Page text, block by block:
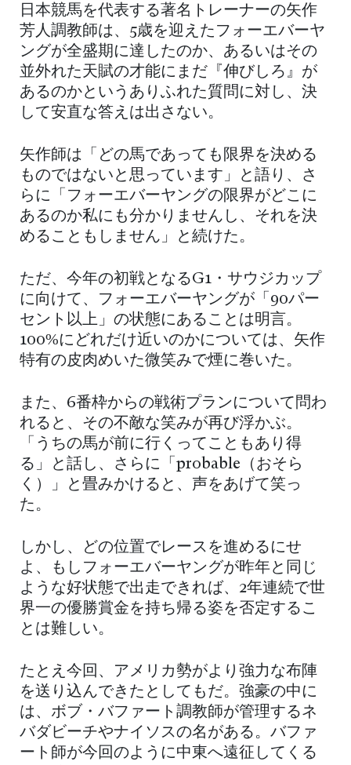
日本競馬を代表する著名トレーナーの矢作
芳人調教師は、5歳を迎えたフォーエバーヤ
ングが全盛期に達したのか、あるいはその
並外れた天賦の才能にまだ『伸びしろ』が
あるのかというありふれた質問に対し、決
して安直な答えは出さない。
矢作師は「どの馬であっても限界を決める
ものではないと思っています」と語り、さ
らに「フォーエバーヤングの限界がどこに
あるのか私にも分かりませんし、それを決
めることもしません」と続けた。
ただ、今年の初戦となるG1・サウジカップ
に向けて、フォーエバーヤングが「90パー
セント以上」の状態にあることは明言。
100%にどれだけ近いのかについては、矢作
特有の皮肉めいた微笑みで煙に巻いた。
また、6番枠からの戦術プランについて問わ
れると、その不敵な笑みが再び浮かぶ。
「うちの馬が前に行くってこともあり得
る」と話し、さらに「probable（おそら
く）」と畳みかけると、声をあげて笑っ
た。
しかし、どの位置でレースを進めるにせ
よ、もしフォーエバーヤングが昨年と同じ
ような好状態で出走できれば、2年連続で世
界一の優勝賞金を持ち帰る姿を否定するこ
とは難しい。
たとえ今回、アメリカ勢がより強力な布陣
を送り込んできたとしてもだ。強豪の中に
は、ボブ・バファート調教師が管理するネ
バダビーチやナイソスの名がある。バファ
ート師が今回のように中東へ遠征してくる